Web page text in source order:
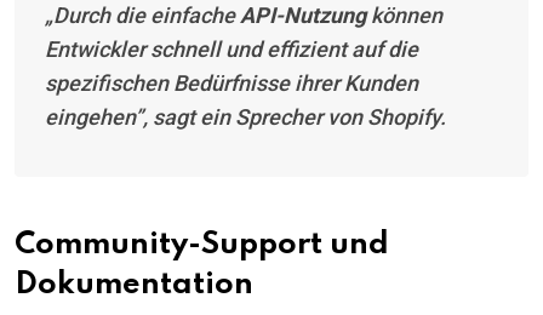
„Durch die einfacheAPI-Nutzungkönnen
Entwickler schnell und effizient auf die
spezifischen Bedürfnisse ihrer Kunden
eingehen”, sagt ein Sprecher von Shopify.
Community-Support und
Dokumentation